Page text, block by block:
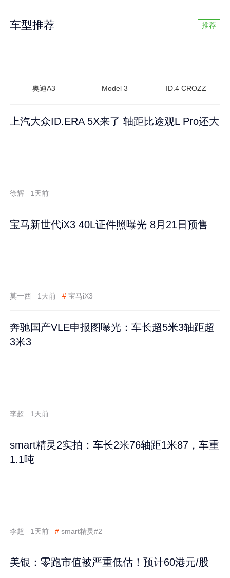
车型推荐 推荐
奥迪A3 Model 3 ID.4 CROZZ
上汽大众ID.ERA 5X来了 轴距比途观L Pro还大
徐辉 1天前
宝马新世代iX3 40L证件照曝光 8月21日预售
莫一西 1天前 # 宝马iX3
奔驰国产VLE申报图曝光：车长超5米3轴距超
3米3
李超 1天前
smart精灵2实拍：车长2米76轴距1米87，车重
1.1吨
李超 1天前 # smart精灵#2
美银：零跑市值被严重低估！预计60港元/股